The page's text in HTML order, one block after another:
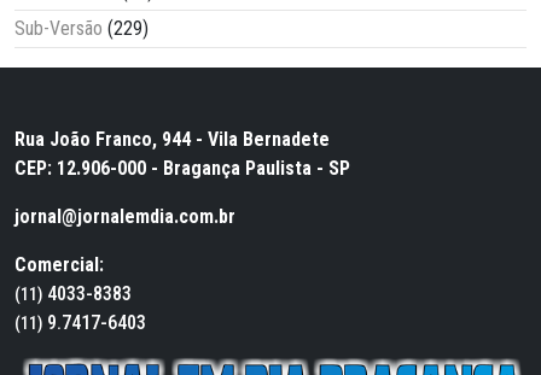
Sub-Versão (229)
Rua João Franco, 944 - Vila Bernadete
CEP: 12.906-000 - Bragança Paulista - SP
jornal@jornalemdia.com.br
Comercial:
(11) 4033-8383
(11) 9.7417-6403